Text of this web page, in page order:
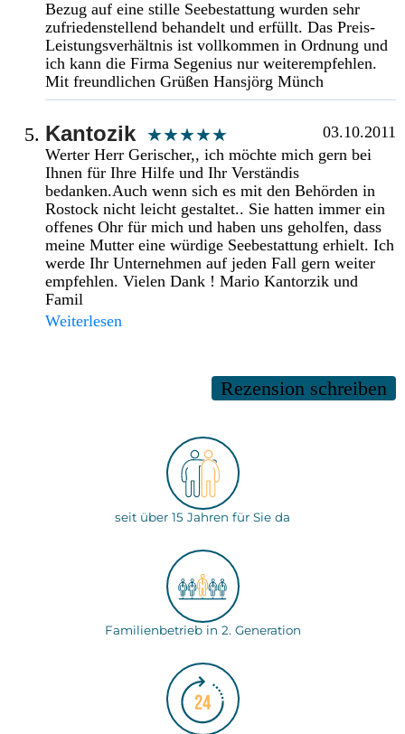
Bezug auf eine stille Seebestattung wurden sehr
zufriedenstellend behandelt und erfüllt. Das Preis-
Leistungsverhältnis ist vollkommen in Ordnung und
ich kann die Firma Segenius nur weiterempfehlen.
Mit freundlichen Grüßen Hansjörg Münch
Kantozik
03.10.2011
Werter Herr Gerischer,, ich möchte mich gern bei
Ihnen für Ihre Hilfe und Ihr Verständis
bedanken.Auch wenn sich es mit den Behörden in
Rostock nicht leicht gestaltet.. Sie hatten immer ein
offenes Ohr für mich und haben uns geholfen, dass
meine Mutter eine würdige Seebestattung erhielt. Ich
werde Ihr Unternehmen auf jeden Fall gern weiter
empfehlen. Vielen Dank ! Mario Kantorzik und
Famil
Weiterlesen
Rezension schreiben
seit über 15 Jahren für Sie da
Familienbetrieb in 2. Generation